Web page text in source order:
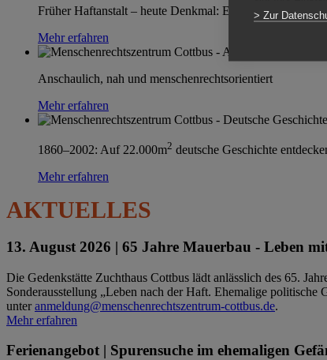
Früher Haftanstalt – heute Denkmal: Einen Ort im
Mehr erfahren
Anschaulich, nah und menschenrechtsorientiert
Mehr erfahren
1860–2002: Auf 22.000m2 deutsche Geschichte
Mehr erfahren
AKTUELLES
13. August 2026 | 65 Jahre Mauerbau - Leben
Die Gedenkstätte Zuchthaus Cottbus lädt anlässlich des 65.
Sonderausstellung „Leben nach der Haft. Ehemalige
unteranmeldung@menschenrechtszentrum-cottbus.de.
Mehr erfahren
Ferienangebot | Spurensuche im ehemaligen
> Zur